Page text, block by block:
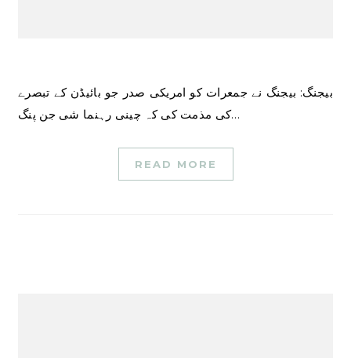
بیجنگ: بیجنگ نے جمعرات کو امریکی صدر جو بائیڈن کے تبصرے
کی مذمت کی کہ چینی رہنما شی جن پنگ…
READ MORE